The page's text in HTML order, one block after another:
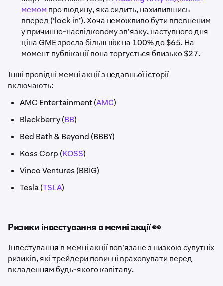
мемом про людину, яка сидить, нахилившись
вперед (‘lock in’). Хоча неможливо бути впевненим
у причинно-наслідковому зв'язку, наступного дня
ціна GME зросла більш ніж на 100% до $65. На
момент публікації вона торгується близько $27.
Інші провідні мемні акції з недавньої історії
включають:
AMC Entertainment (AMC)
Blackberry (BB)
Bed Bath & Beyond (BBBY)
Koss Corp (KOSS)
Vinco Ventures (BBIG)
Tesla (TSLA)
Ризики інвестування в мемні акції 👀
Інвестування в мемні акції пов'язане з низкою супутніх
ризиків, які трейдери повинні враховувати перед
вкладенням будь-якого капіталу.